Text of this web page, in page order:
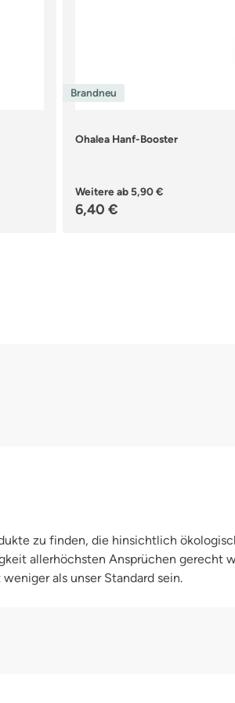
Brandneu
Ohalea Hanf-Booster
Weitere ab5,90 €
Regulärer Preis:
6,40 €
zu finden, die hinsichtlich
allerhöchsten Ansprüchen gerecht
als unser Standard sein.